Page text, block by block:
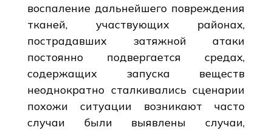
воспаление дальнейшего повреждения
тканей, участвующих районах,
пострадавших затяжной атаки
постоянно подвергается средах,
содержащих запуска веществ
неоднократно сталкивались сценарии
похожи ситуации возникают часто
случаи были выявлены случаи,